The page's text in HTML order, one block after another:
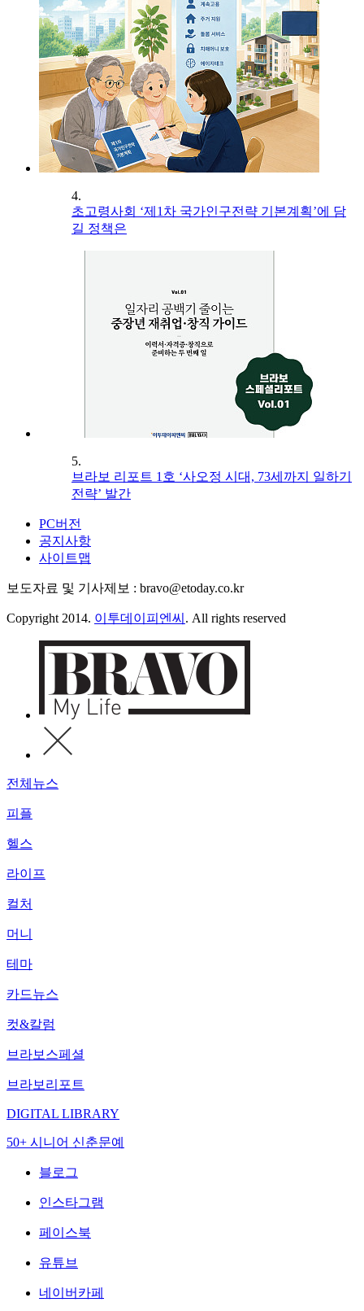
4.
초고령사회 ‘제1차 국가인구전략 기본계획’에 담
길 정책은
5.
브라보 리포트 1호 ‘사오정 시대, 73세까지 일하기
전략’ 발간
PC버전
공지사항
사이트맵
보도자료 및 기사제보 : bravo@etoday.co.kr
Copyright 2014. 이투데이피엔씨 . All rights reserved
전체뉴스
피플
헬스
라이프
컬처
머니
테마
카드뉴스
컷&칼럼
브라보스페셜
브라보리포트
DIGITAL LIBRARY
50+ 시니어 신춘문예
블로그
인스타그램
페이스북
유튜브
네이버카페